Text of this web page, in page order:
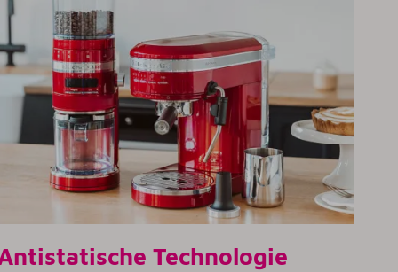
Technologie